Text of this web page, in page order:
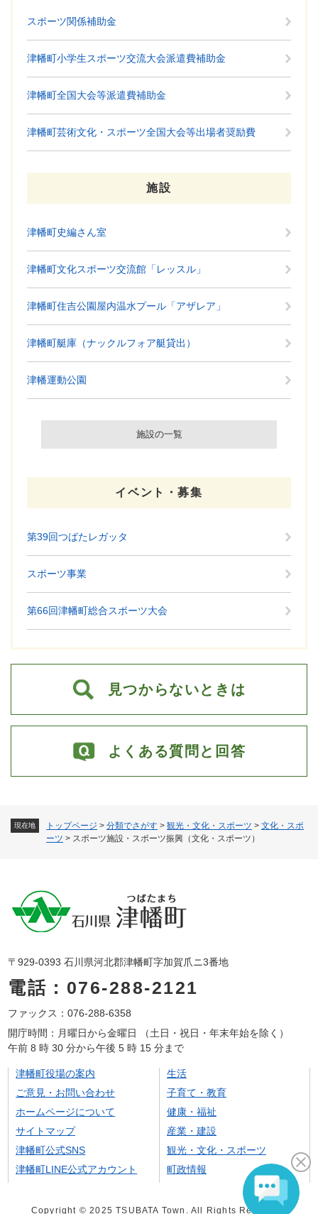
現在地 トップページ > 分類でさがす > 観光・文化・スポーツ > 文化・スポ
ーツ > スポーツ施設・スポーツ振興（文化・スポーツ）
スポーツ関係補助金
津幡町小学生スポーツ交流大会派遣費補助金
津幡町全国大会等派遣費補助金
津幡町芸術文化・スポーツ全国大会等出場者奨励費
施設
津幡町史編さん室
津幡町文化スポーツ交流館「レッスル」
津幡町住吉公園屋内温水プール「アザレア」
津幡町艇庫（ナックルフォア艇貸出）
津幡運動公園
施設の一覧
イベント・募集
第39回つばたレガッタ
スポーツ事業
第66回津幡町総合スポーツ大会
見つからないときは
よくある質問と回答
〒929-0393 石川県河北郡津幡町字加賀爪ニ3番地
電話：076-288-2121
ファックス：076-288-6358
開庁時間：月曜日から金曜日 （土日・祝日・年末年始を除く）
午前 8 時 30 分から午後 5 時 15 分まで
津幡町役場の案内
ご意見・お問い合わせ
ホームページについて
サイトマップ
津幡町公式SNS
津幡町LINE公式アカウント
生活
子育て・教育
健康・福祉
産業・建設
観光・文化・スポーツ
町政情報
Copyright © 2025 TSUBATA Town. All Rights Reserved.